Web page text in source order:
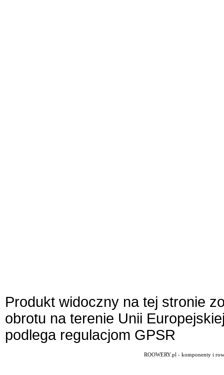
Produkt widoczny na tej stronie
obrotu na terenie Unii
podlega regulacjom GPSR
ROOWERY.pl - komponenty i